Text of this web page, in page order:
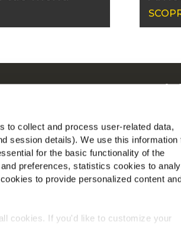
to collect and process user-related data,
session details). We use this information
for the basic functionality of the
preferences, statistics cookies to
to provide personalized content
cookies. If you'd like to customize your
McCain
Trovaci